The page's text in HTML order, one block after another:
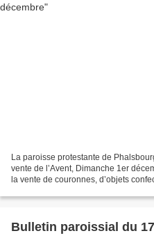
La paroisse protestante de
vente de l’Avent, Dimanche 1er
la vente de couronnes, d’objets
Bulletin paroissial du